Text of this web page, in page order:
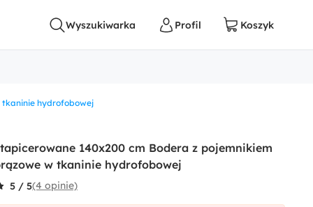
tkaninie hydrofobowej
140x200 cm Bodera z pojemnikiem
w tkaninie hydrofobowej
5 / 5(4 opinie)